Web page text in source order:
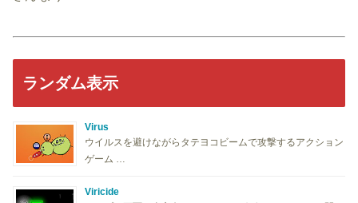
ランダム表示
Virus
ウイルスを避けながらタテヨコビームで攻撃するアクション
ゲーム …
Viricide